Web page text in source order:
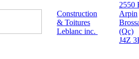
Construction
& Toitures
Leblanc inc.
2550
Arpin
(Qc)
J4Z